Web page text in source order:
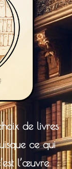
de livres
ce qui
l’œuvre